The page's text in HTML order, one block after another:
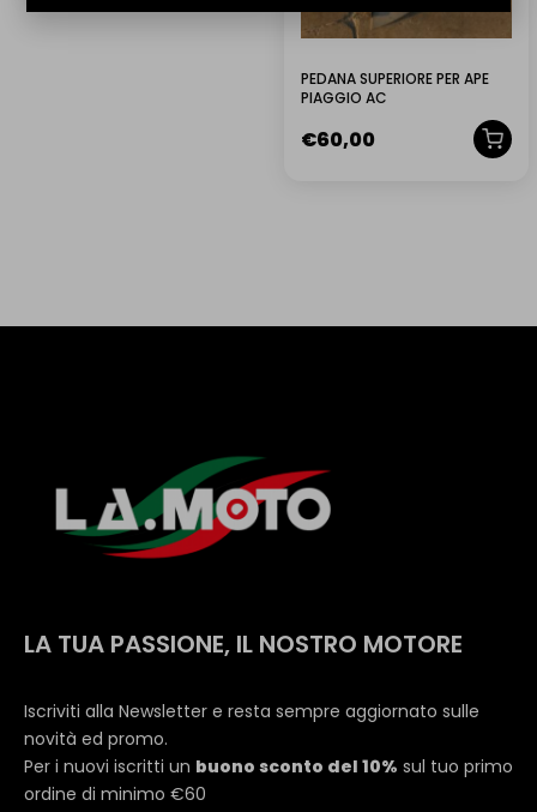
IL PRODOTTO ARRIVA GIÀ MONTATO?
PEDANA SUPERIORE PER APE
PIAGGIO AC
€60,00
LA TUA PASSIONE, IL NOSTRO MOTORE
Iscriviti alla Newsletter e resta sempre aggiornato sulle
novità ed promo.
Per i nuovi iscritti un buono sconto del 10% sul tuo primo
ordine di minimo €60